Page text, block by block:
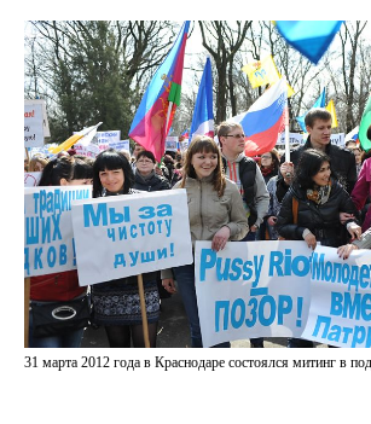
31 марта 2012 года в Краснодаре состоялся митинг в